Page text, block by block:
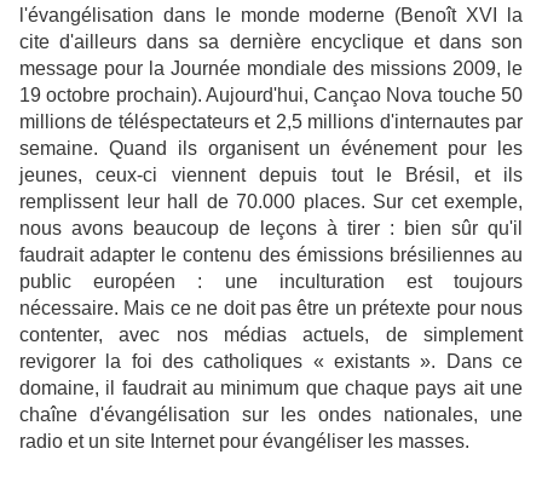
l'évangélisation dans le monde moderne (Benoît XVI la
cite d'ailleurs dans sa dernière encyclique et dans son
message pour la Journée mondiale des missions 2009, le
19 octobre prochain). Aujourd'hui, Cançao Nova touche 50
millions de téléspectateurs et 2,5 millions d'internautes par
semaine. Quand ils organisent un événement pour les
jeunes, ceux-ci viennent depuis tout le Brésil, et ils
remplissent leur hall de 70.000 places. Sur cet exemple,
nous avons beaucoup de leçons à tirer : bien sûr qu'il
faudrait adapter le contenu des émissions brésiliennes au
public européen : une inculturation est toujours
nécessaire. Mais ce ne doit pas être un prétexte pour nous
contenter, avec nos médias actuels, de simplement
revigorer la foi des catholiques « existants ». Dans ce
domaine, il faudrait au minimum que chaque pays ait une
chaîne d'évangélisation sur les ondes nationales, une
radio et un site Internet pour évangéliser les masses.